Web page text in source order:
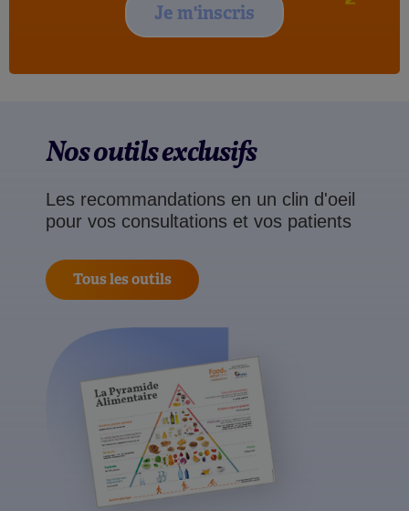
Je m'inscris
Nos outils exclusifs
Les recommandations en un clin d'oeil
pour vos consultations et vos patients
Tous les outils